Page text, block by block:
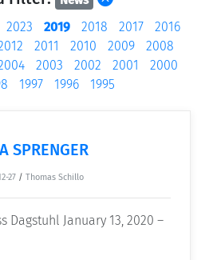
2023 2019 2018 2017
2016
2011 2010 2009
2008
2003 2002 2001
2000
1997 1996 1995
SPRENGER
27 / Thomas Schillo
Dagstuhl January 13, 2020 –